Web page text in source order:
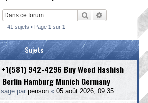
RechercherRecherche
41 sujets • Page 1 sur 1
Sujets
942-4296 Buy Weed Hashish
Hamburg Munich Germany
par penson « 05 août 2026, 09:35